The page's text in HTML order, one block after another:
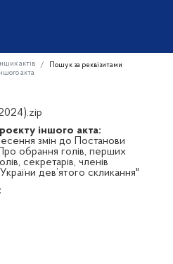
актів
Пошук за реквізитами
акта
іншого акта:
змін до Постанови
обрання голів, перших
секретарів, членів
дев’ятого скликання"